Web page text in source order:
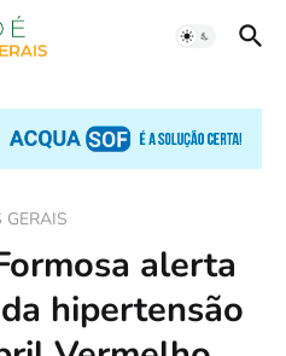
alerta
hipertensão